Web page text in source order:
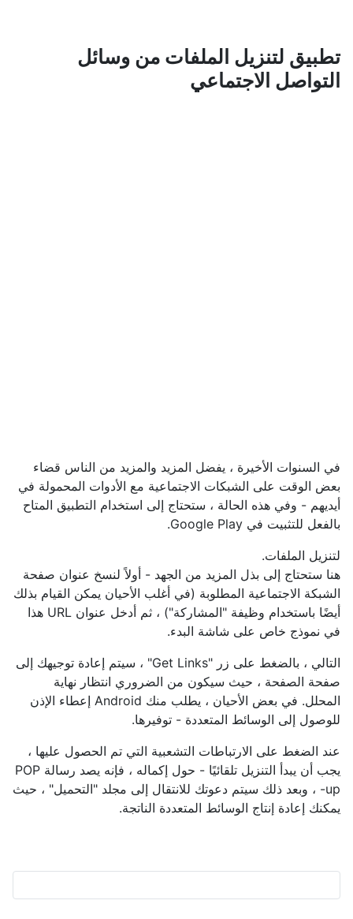
تطبيق لتنزيل الملفات من وسائل
التواصل الاجتماعي
في السنوات الأخيرة ، يفضل المزيد والمزيد من الناس قضاء
بعض الوقت على الشبكات الاجتماعية مع الأدوات المحمولة في
أيديهم - وفي هذه الحالة ، ستحتاج إلى استخدام التطبيق المتاح
بالفعل للتثبيت في Google Play.
لتنزيل الملفات.
هنا ستحتاج إلى بذل المزيد من الجهد - أولاً لنسخ عنوان صفحة
الشبكة الاجتماعية المطلوبة (في أغلب الأحيان يمكن القيام بذلك
أيضًا باستخدام وظيفة "المشاركة") ، ثم أدخل عنوان URL هذا
في نموذج خاص على شاشة البدء.
التالي ، بالضغط على زر "Get Links" ، سيتم إعادة توجيهك إلى
صفحة الصفحة ، حيث سيكون من الضروري انتظار نهاية
المحلل. في بعض الأحيان ، يطلب منك Android إعطاء الإذن
للوصول إلى الوسائط المتعددة - توفيرها.
عند الضغط على الارتباطات التشعبية التي تم الحصول عليها ،
يجب أن يبدأ التنزيل تلقائيًا - حول إكماله ، فإنه يصد رسالة POP
-up ، وبعد ذلك سيتم دعوتك للانتقال إلى مجلد "التحميل" ، حيث
يمكنك إعادة إنتاج الوسائط المتعددة الناتجة.